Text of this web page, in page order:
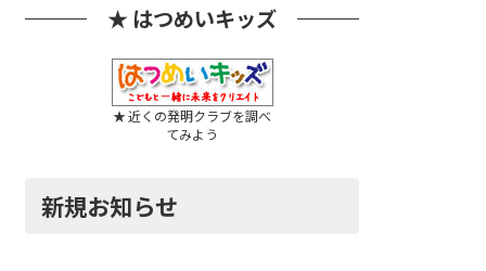
★ はつめいキッズ
★ 近くの発明クラブを調べ
てみよう
新規お知らせ